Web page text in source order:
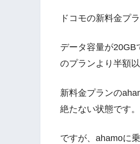
ドコモの新料金プ
データ容量が20GB
のプランより半額
新料金プランの
絶たない状態です。
ですが、ahamoに